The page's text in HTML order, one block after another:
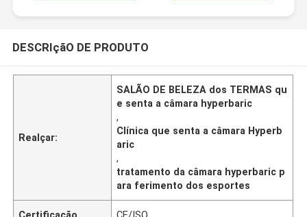
DESCRIçãO DE PRODUTO
Realçar:
SALÃO DE BELEZA dos TERMAS qu
e senta a câmara hyperbaric
,
Clínica que senta a câmara Hyperb
aric
,
tratamento da câmara hyperbaric p
ara ferimento dos esportes
Certificação CE/ISO